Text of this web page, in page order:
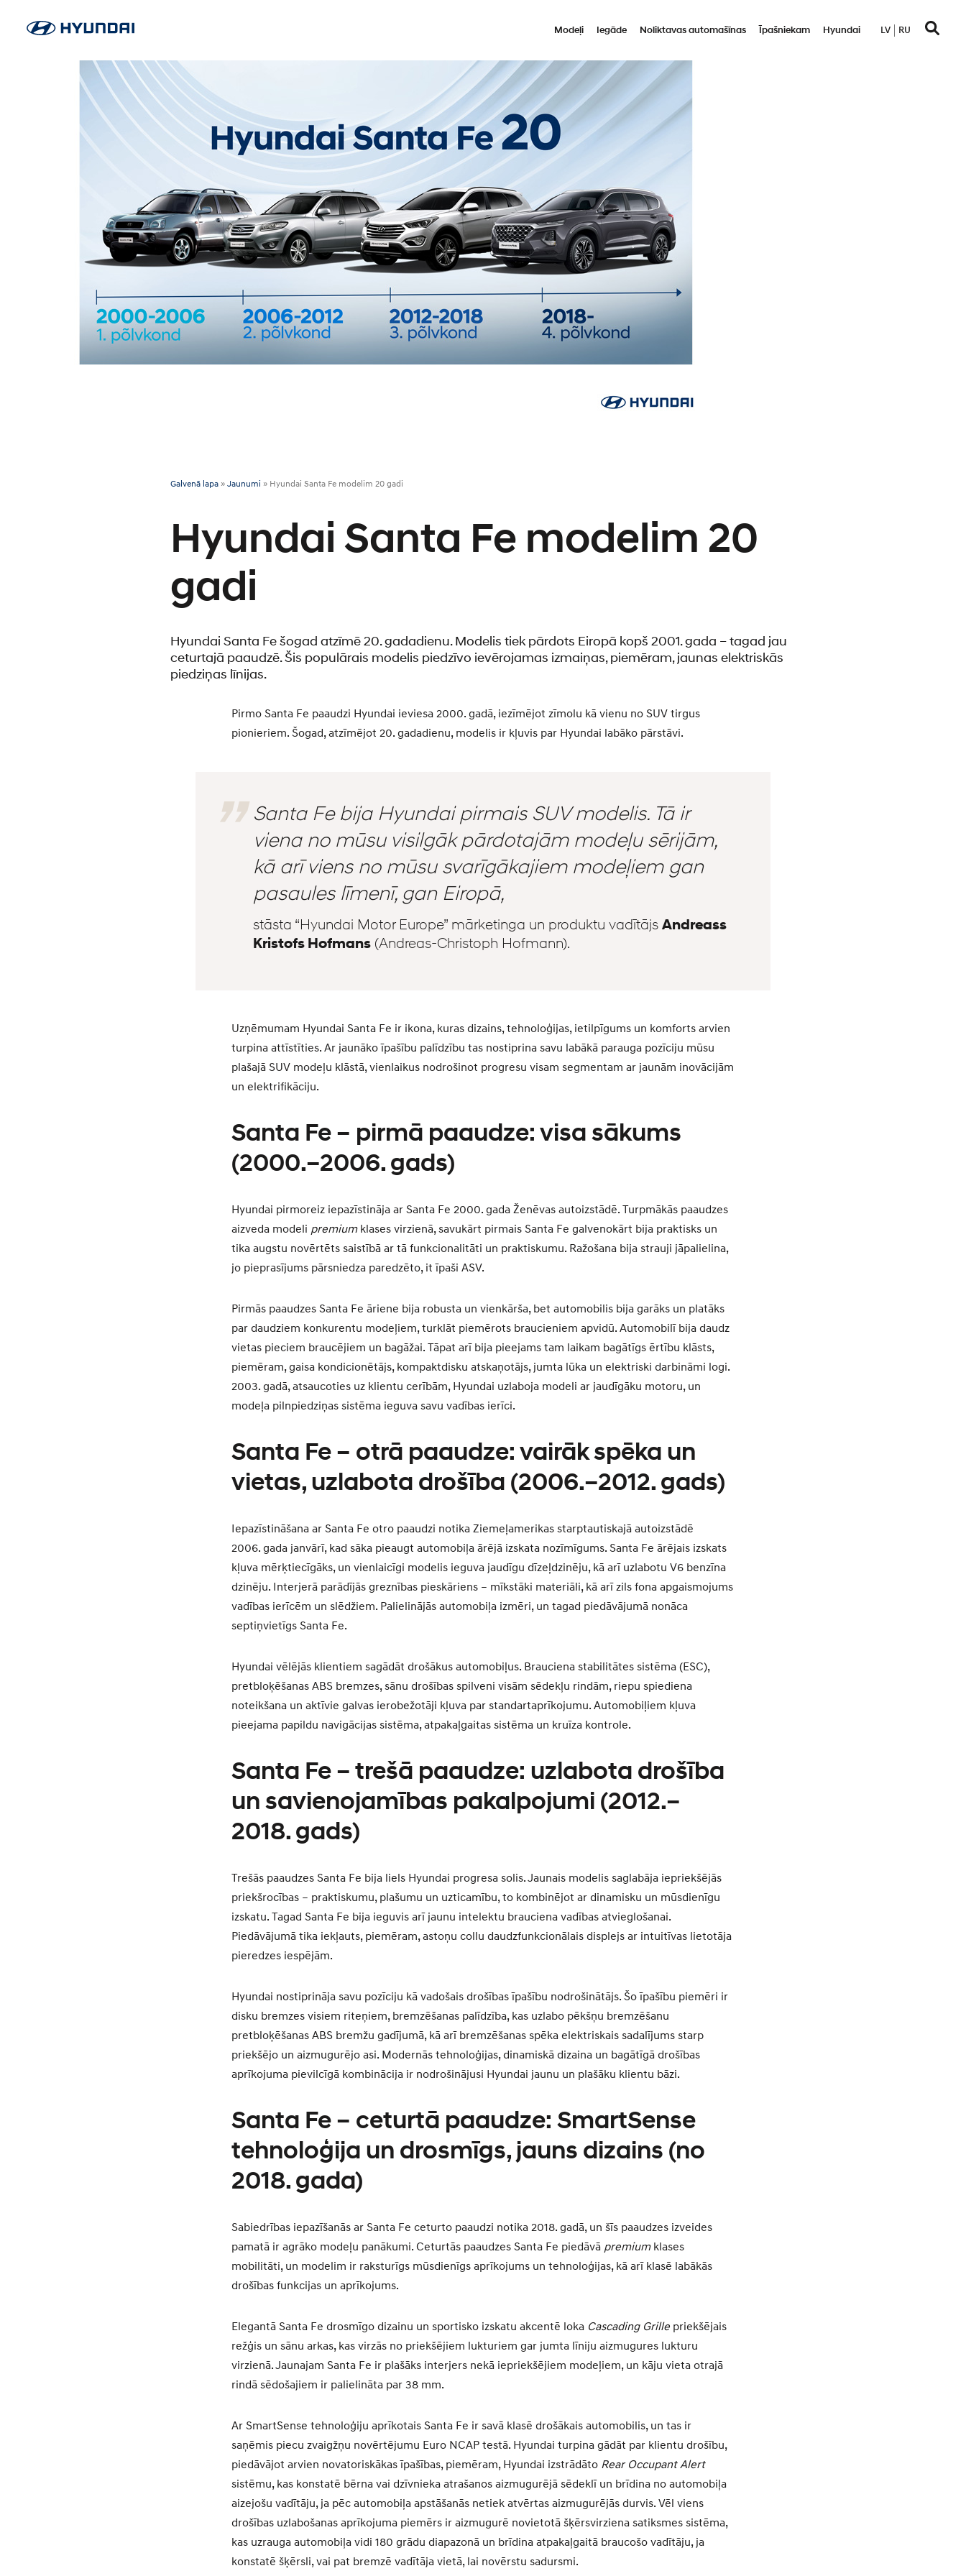
Modeļi Iegāde Noliktavas automašīnas Īpašniekam Hyundai LV RU
Galvenā lapa » Jaunumi » Hyundai Santa Fe modelim 20 gadi
Hyundai Santa Fe modelim 20
gadi
Hyundai Santa Fe šogad atzīmē 20. gadadienu. Modelis tiek pārdots Eiropā kopš 2001. gada – tagad jau
ceturtajā paaudzē. Šis populārais modelis piedzīvo ievērojamas izmaiņas, piemēram, jaunas elektriskās
piedziņas līnijas.
Pirmo Santa Fe paaudzi Hyundai ieviesa 2000. gadā, iezīmējot zīmolu kā vienu no SUV tirgus
pionieriem. Šogad, atzīmējot 20. gadadienu, modelis ir kļuvis par Hyundai labāko pārstāvi.
Santa Fe bija Hyundai pirmais SUV modelis. Tā ir
viena no mūsu visilgāk pārdotajām modeļu sērijām,
kā arī viens no mūsu svarīgākajiem modeļiem gan
pasaules līmenī, gan Eiropā,
stāsta “Hyundai Motor Europe” mārketinga un produktu vadītājs Andreass
Kristofs Hofmans (Andreas-Christoph Hofmann).
Uzņēmumam Hyundai Santa Fe ir ikona, kuras dizains, tehnoloģijas, ietilpīgums un komforts arvien
turpina attīstīties. Ar jaunāko īpašību palīdzību tas nostiprina savu labākā parauga pozīciju mūsu
plašajā SUV modeļu klāstā, vienlaikus nodrošinot progresu visam segmentam ar jaunām inovācijām
un elektrifikāciju.
Santa Fe – pirmā paaudze: visa sākums
(2000.–2006. gads)
Hyundai pirmoreiz iepazīstināja ar Santa Fe 2000. gada Ženēvas autoizstādē. Turpmākās paaudzes
aizveda modeli premiumklases virzienā, savukārt pirmais Santa Fe galvenokārt bija praktisks un
tika augstu novērtēts saistībā ar tā funkcionalitāti un praktiskumu. Ražošana bija strauji jāpalielina,
jo pieprasījums pārsniedza paredzēto, it īpaši ASV.
Pirmās paaudzes Santa Fe āriene bija robusta un vienkārša, bet automobilis bija garāks un platāks
par daudziem konkurentu modeļiem, turklāt piemērots braucieniem apvidū. Automobilī bija daudz
vietas pieciem braucējiem un bagāžai. Tāpat arī bija pieejams tam laikam bagātīgs ērtību klāsts,
piemēram, gaisa kondicionētājs, kompaktdisku atskaņotājs, jumta lūka un elektriski darbināmi logi.
2003. gadā, atsaucoties uz klientu cerībām, Hyundai uzlaboja modeli ar jaudīgāku motoru, un
modeļa pilnpiedziņas sistēma ieguva savu vadības ierīci.
Santa Fe – otrā paaudze: vairāk spēka un
vietas, uzlabota drošība (2006.–2012. gads)
Iepazīstināšana ar Santa Fe otro paaudzi notika Ziemeļamerikas starptautiskajā autoizstādē
2006. gada janvārī, kad sāka pieaugt automobiļa ārējā izskata nozīmīgums. Santa Fe ārējais izskats
kļuva mērķtiecīgāks, un vienlaicīgi modelis ieguva jaudīgu dīzeļdzinēju, kā arī uzlabotu V6 benzīna
dzinēju. Interjerā parādījās greznības pieskāriens – mīkstāki materiāli, kā arī zils fona apgaismojums
vadības ierīcēm un slēdžiem. Palielinājās automobiļa izmēri, un tagad piedāvājumā nonāca
septiņvietīgs Santa Fe.
Hyundai vēlējās klientiem sagādāt drošākus automobiļus. Brauciena stabilitātes sistēma (ESC),
pretbloķēšanas ABS bremzes, sānu drošības spilveni visām sēdekļu rindām, riepu spiediena
noteikšana un aktīvie galvas ierobežotāji kļuva par standartaprīkojumu. Automobiļiem kļuva
pieejama papildu navigācijas sistēma, atpakaļgaitas sistēma un kruīza kontrole.
Santa Fe – trešā paaudze: uzlabota drošība
un savienojamības pakalpojumi (2012.–
2018. gads)
Trešās paaudzes Santa Fe bija liels Hyundai progresa solis. Jaunais modelis saglabāja iepriekšējās
priekšrocības – praktiskumu, plašumu un uzticamību, to kombinējot ar dinamisku un mūsdienīgu
izskatu. Tagad Santa Fe bija ieguvis arī jaunu intelektu brauciena vadības atvieglošanai.
Piedāvājumā tika iekļauts, piemēram, astoņu collu daudzfunkcionālais displejs ar intuitīvas lietotāja
pieredzes iespējām.
Hyundai nostiprināja savu pozīciju kā vadošais drošības īpašību nodrošinātājs. Šo īpašību piemēri ir
disku bremzes visiem riteņiem, bremzēšanas palīdzība, kas uzlabo pēkšņu bremzēšanu
pretbloķēšanas ABS bremžu gadījumā, kā arī bremzēšanas spēka elektriskais sadalījums starp
priekšējo un aizmugurējo asi. Modernās tehnoloģijas, dinamiskā dizaina un bagātīgā drošības
aprīkojuma pievilcīgā kombinācija ir nodrošinājusi Hyundai jaunu un plašāku klientu bāzi.
Santa Fe – ceturtā paaudze: SmartSense
tehnoloģija un drosmīgs, jauns dizains (no
2018. gada)
Sabiedrības iepazīšanās ar Santa Fe ceturto paaudzi notika 2018. gadā, un šīs paaudzes izveides
pamatā ir agrāko modeļu panākumi. Ceturtās paaudzes Santa Fe piedāvā premiumklases
mobilitāti, un modelim ir raksturīgs mūsdienīgs aprīkojums un tehnoloģijas, kā arī klasē labākās
drošības funkcijas un aprīkojums.
Elegantā Santa Fe drosmīgo dizainu un sportisko izskatu akcentē loka Cascading Grille priekšējais
režģis un sānu arkas, kas virzās no priekšējiem lukturiem gar jumta līniju aizmugures lukturu
virzienā. Jaunajam Santa Fe ir plašāks interjers nekā iepriekšējiem modeļiem, un kāju vieta otrajā
rindā sēdošajiem ir palielināta par 38 mm.
Ar SmartSense tehnoloģiju aprīkotais Santa Fe ir savā klasē drošākais automobilis, un tas ir
saņēmis piecu zvaigžņu novērtējumu Euro NCAP testā. Hyundai turpina gādāt par klientu drošību,
piedāvājot arvien novatoriskākas īpašības, piemēram, Hyundai izstrādāto Rear Occupant Alert
sistēmu, kas konstatē bērna vai dzīvnieka atrašanos aizmugurējā sēdeklī un brīdina no automobiļa
aizejošu vadītāju, ja pēc automobiļa apstāšanās netiek atvērtas aizmugurējās durvis. Vēl viens
drošības uzlabošanas aprīkojuma piemērs ir aizmugurē novietotā šķērsvirziena satiksmes sistēma,
kas uzrauga automobiļa vidi 180 grādu diapazonā un brīdina atpakaļgaitā braucošo vadītāju, ja
konstatē šķērsli, vai pat bremzē vadītāja vietā, lai novērstu sadursmi.